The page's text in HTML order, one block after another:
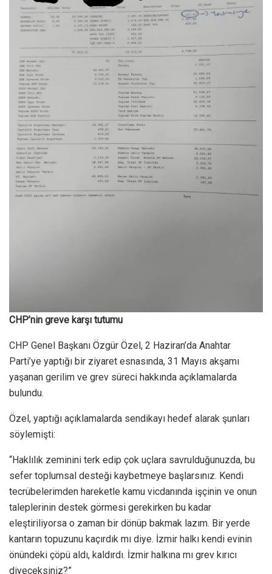
CHP’nin greve karşı tutumu
CHP Genel Başkanı Özgür Özel, 2 Haziran’da Anahtar
Parti’ye yaptığı bir ziyaret esnasında, 31 Mayıs akşamı
yaşanan gerilim ve grev süreci hakkında açıklamalarda
bulundu.
Özel, yaptığı açıklamalarda sendikayı hedef alarak şunları
söylemişti:
“Haklılık zeminini terk edip çok uçlara savrulduğunuzda, bu
sefer toplumsal desteği kaybetmeye başlarsınız. Kendi
tecrübelerimden hareketle kamu vicdanında işçinin ve onun
taleplerinin destek görmesi gerekirken bu kadar
eleştiriliyorsa o zaman bir dönüp bakmak lazım. Bir yerde
kantarın topuzunu kaçırdık mı diye. İzmir halkı kendi evinin
önündeki çöpü aldı, kaldırdı. İzmir halkına mı grev kırıcı
diyeceksiniz?”